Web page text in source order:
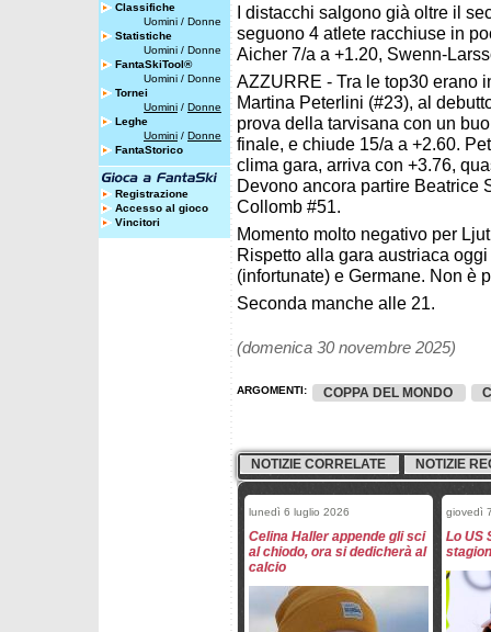
Classifiche
Uomini / Donne
Statistiche
Uomini / Donne
FantaSkiTool®
Uomini / Donne
Tornei
Uomini / Donne
Leghe
Uomini / Donne
FantaStorico
Registrazione
Accesso al gioco
Vincitori
I distacchi salgono già oltre il
seguono 4 atlete racchiuse in
Aicher 7/a a +1.20, Swenn-
AZZURRE - Tra le top30 erano
Martina Peterlini (#23), al
prova della tarvisana con un
finale, e chiude 15/a a +2.60.
clima gara, arriva con +3.76,
Devono ancora partire Beatrice
Collomb #51.
Momento molto negativo per
Rispetto alla gara austriaca
(infortunate) e Germane. Non è
Seconda manche alle 21.
(domenica 30 novembre 2025)
ARGOMENTI: COPPA DEL MONDO
NOTIZIE CORRELATE NOTIZIE
lunedì 6 luglio 2026
Celina Haller appende gli sci
al chiodo, ora si dedicherà al
calcio
giovedì
Lo US